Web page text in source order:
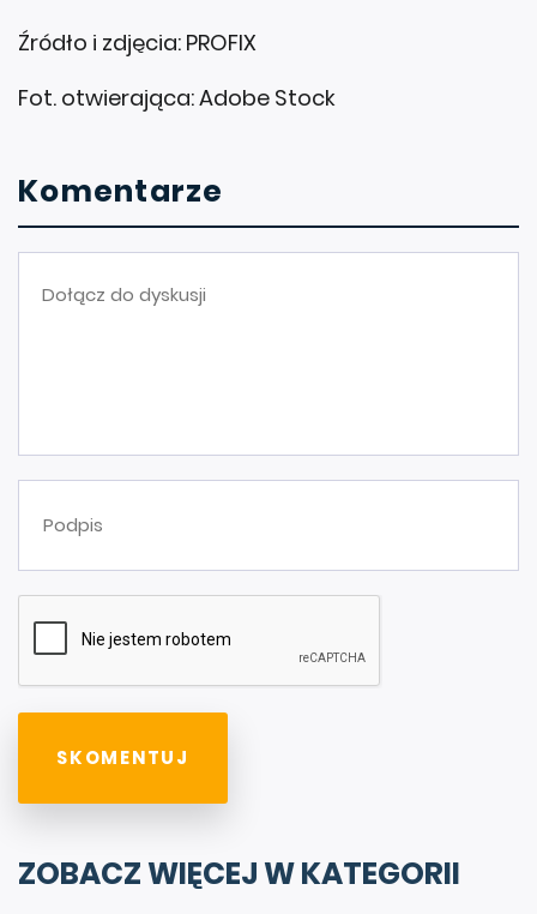
Źródło i zdjęcia: PROFIX
Fot. otwierająca: Adobe Stock
Komentarze
ZOBACZ WIĘCEJ W KATEGORII